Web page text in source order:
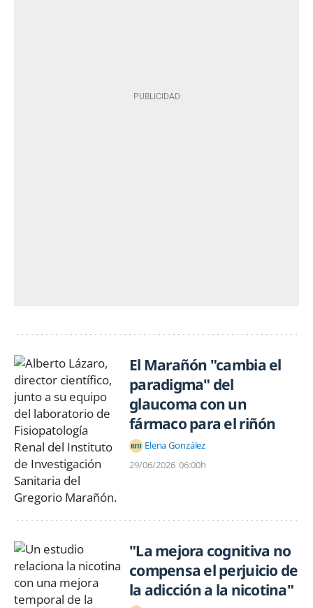
El Marañón "cambia el
paradigma" del
glaucoma con un
fármaco para el riñón
Elena González
29/06/2026 06:00h
"La mejora cognitiva no
compensa el perjuicio de
la adicción a la nicotina"